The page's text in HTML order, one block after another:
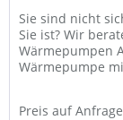
Sie sind nicht
Sie ist? Wir
Wärmepumpen
Wärmepumpe
Preis auf Anfrage